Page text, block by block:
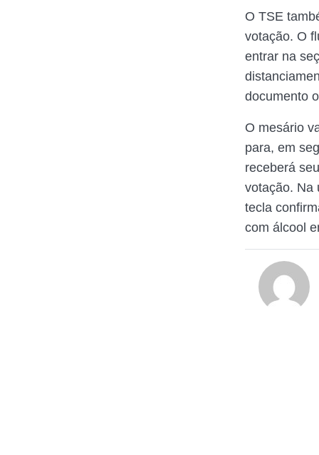
O TSE
votação. O
entrar na
documento
O mesário
para, em
receberá
votação. Na
tecla
com álcool